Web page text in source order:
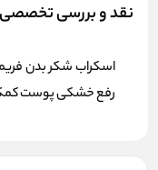
نقد و بررسی تخصصی
رفع خشکی پوست کمک